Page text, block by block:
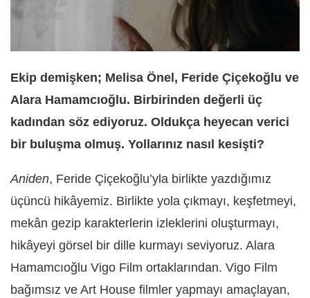
Ekip demişken; Melisa Önel, Feride Çiçekoğlu ve
Alara Hamamcıoğlu. Birbirinden değerli üç
kadından söz ediyoruz. Oldukça heyecan verici
bir buluşma olmuş. Yollarınız nasıl kesişti?
Aniden, Feride Çiçekoğlu’yla birlikte yazdığımız
üçüncü hikâyemiz. Birlikte yola çıkmayı, keşfetmeyi,
mekân gezip karakterlerin izleklerini oluşturmayı,
hikâyeyi görsel bir dille kurmayı seviyoruz. Alara
Hamamcıoğlu Vigo Film ortaklarından. Vigo Film
bağımsız ve Art House filmler yapmayı amaçlayan,